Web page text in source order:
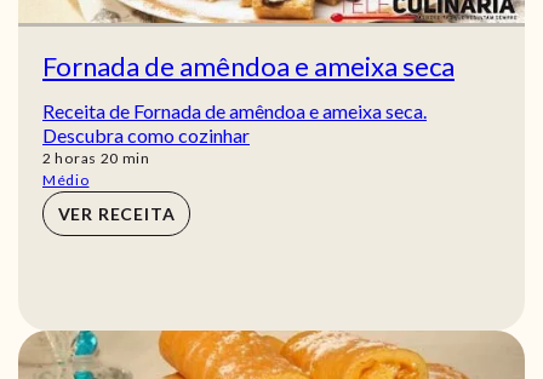
Fornada de amêndoa e ameixa seca
Receita de Fornada de amêndoa e ameixa seca.
Descubra como cozinhar
2 horas
horas 20 min
min
Médio
VER RECEITA